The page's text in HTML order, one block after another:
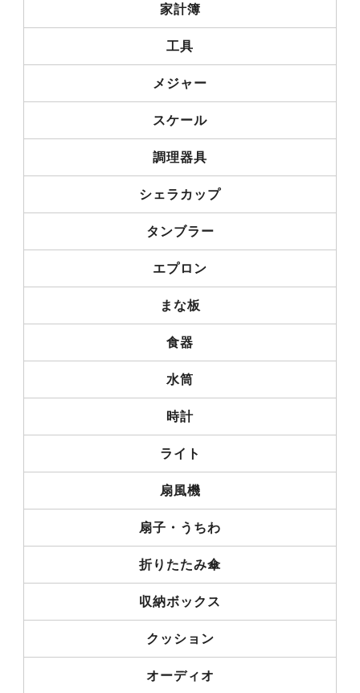
家計簿
工具
メジャー
スケール
調理器具
シェラカップ
タンブラー
エプロン
まな板
食器
水筒
時計
ライト
扇風機
扇子・うちわ
折りたたみ傘
収納ボックス
クッション
オーディオ